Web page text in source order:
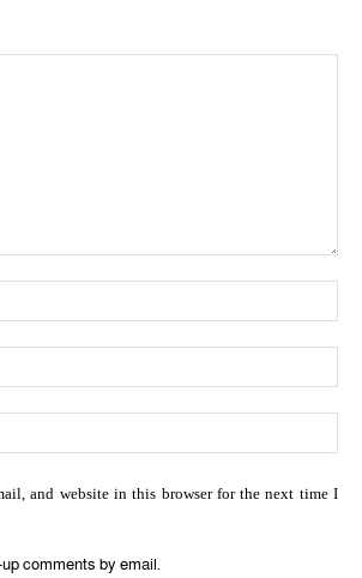
and website in this browser for the next time I
comments by email.